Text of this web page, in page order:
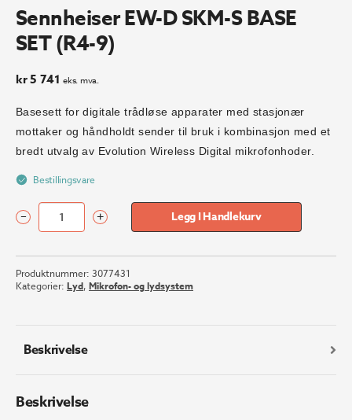
Sennheiser EW-D SKM-S BASE
SET (R4-9)
kr5 741 eks. mva.
Basesett for digitale trådløse apparater med stasjonær
mottaker og håndholdt sender til bruk i kombinasjon med et
bredt utvalg av Evolution Wireless Digital mikrofonhoder.
Bestillingsvare
Sennheiser
D
SKM-
S
(R4-
– + Legg I Handlekurv
Produktnummer: 3077431
Kategorier: Lyd, Mikrofon- og lydsystem
Beskrivelse
Beskrivelse